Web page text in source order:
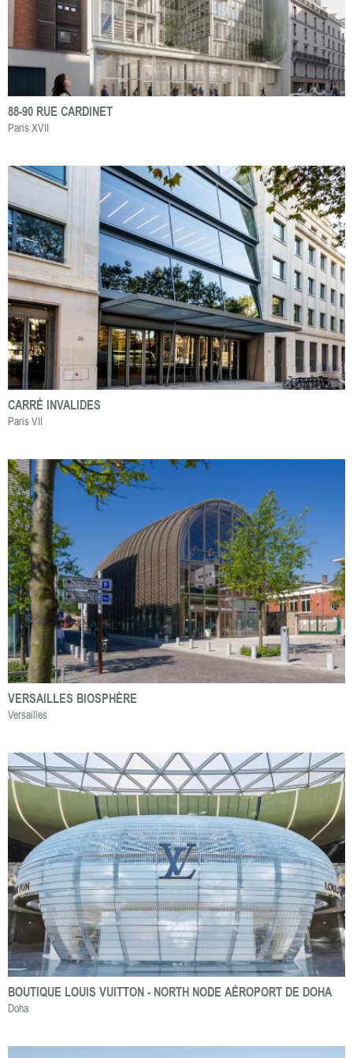
88-90 RUE CARDINET
Paris XVII
CARRÉ INVALIDES
Paris VII
VERSAILLES BIOSPHÈRE
Versailles
BOUTIQUE LOUIS VUITTON - NORTH NODE AÉROPORT DE DOHA
Doha